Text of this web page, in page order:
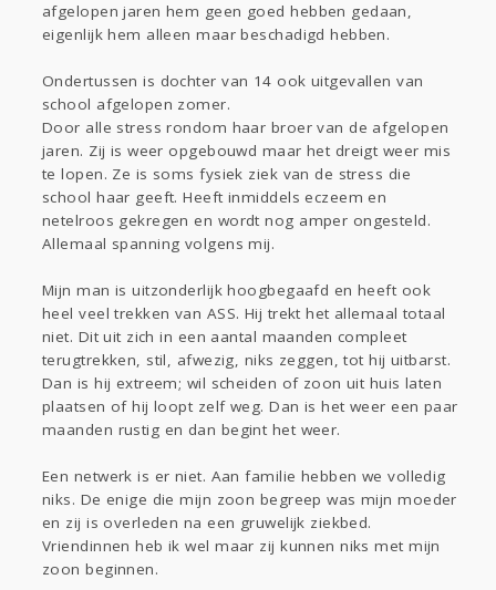
afgelopen jaren hem geen goed hebben gedaan,
eigenlijk hem alleen maar beschadigd hebben.
Ondertussen is dochter van 14 ook uitgevallen van
school afgelopen zomer.
Door alle stress rondom haar broer van de afgelopen
jaren. Zij is weer opgebouwd maar het dreigt weer mis
te lopen. Ze is soms fysiek ziek van de stress die
school haar geeft. Heeft inmiddels eczeem en
netelroos gekregen en wordt nog amper ongesteld.
Allemaal spanning volgens mij.
Mijn man is uitzonderlijk hoogbegaafd en heeft ook
heel veel trekken van ASS. Hij trekt het allemaal totaal
niet. Dit uit zich in een aantal maanden compleet
terugtrekken, stil, afwezig, niks zeggen, tot hij uitbarst.
Dan is hij extreem; wil scheiden of zoon uit huis laten
plaatsen of hij loopt zelf weg. Dan is het weer een paar
maanden rustig en dan begint het weer.
Een netwerk is er niet. Aan familie hebben we volledig
niks. De enige die mijn zoon begreep was mijn moeder
en zij is overleden na een gruwelijk ziekbed.
Vriendinnen heb ik wel maar zij kunnen niks met mijn
zoon beginnen.